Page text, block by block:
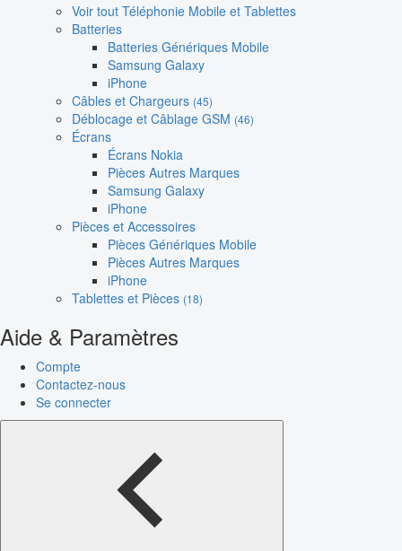
Voir tout Téléphonie Mobile et Tablettes
Batteries
Batteries Génériques Mobile
Samsung Galaxy
iPhone
Câbles et Chargeurs (45)
Déblocage et Câblage GSM (46)
Écrans
Écrans Nokia
Pièces Autres Marques
Samsung Galaxy
iPhone
Pièces et Accessoires
Pièces Génériques Mobile
Pièces Autres Marques
iPhone
Tablettes et Pièces (18)
Aide & Paramètres
Compte
Contactez-nous
Se connecter